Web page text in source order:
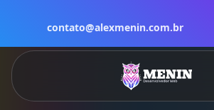
contato@alexmenin.com.br